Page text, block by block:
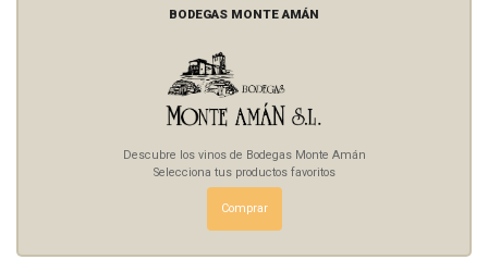
BODEGAS MONTE AMÁN
Descubre los vinos de Bodegas Monte Amán
Selecciona tus productos favoritos
Comprar